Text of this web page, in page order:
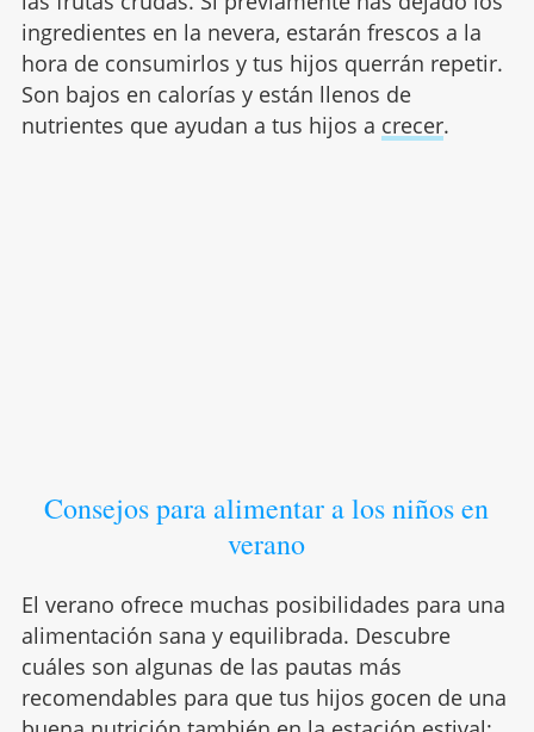
ingredientes en la nevera, estarán frescos a la
hora de consumirlos y tus hijos querrán repetir.
Son bajos en calorías y están llenos de
nutrientes que ayudan a tus hijos a crecer.
Consejos para alimentar a los niños en
verano
El verano ofrece muchas posibilidades para una
alimentación sana y equilibrada. Descubre
cuáles son algunas de las pautas más
recomendables para que tus hijos gocen de una